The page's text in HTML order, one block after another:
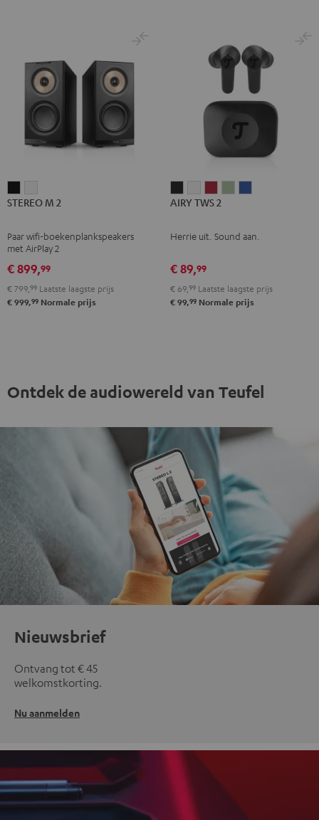
M
Zwart
M
Wit
STEREO M 2
Paar wifi-boekenplankspeakers
met AirPlay 2
€ 899,99
€ 799, 99 Laatste laagste prijs
€ 999,99 Normale prijs
TWS
Night
TWS
Pure
TWS
RubySageSpace
AIRY TWS 2
Herrie uit. Sound aan.
€ 89,99
€ 69, 99 Laatste laagste prijs
€ 99,99 Normale prijs
Ontdek de audiowereld van Teufel
Nieuwsbrief
Ontvang tot € 45
welkomstkorting.
Nu aanmelden